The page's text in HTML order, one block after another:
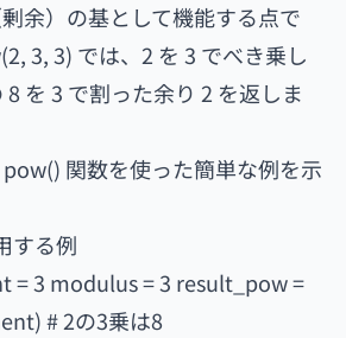
余）の基として機能する点で
3, 3) では、2 を 3 でべき乗し
を 3 で割った余り 2 を返しま
関数を使った簡単な例を示
する例
= 3 modulus = 3 result_pow =
# 2の3乗は8